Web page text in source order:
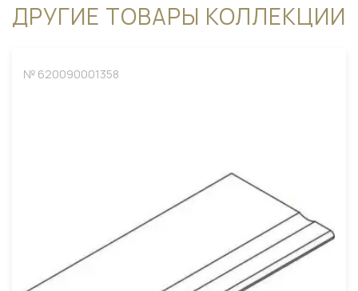
ДРУГИЕ ТОВАРЫ КОЛЛЕКЦИИ
№ 620090001358